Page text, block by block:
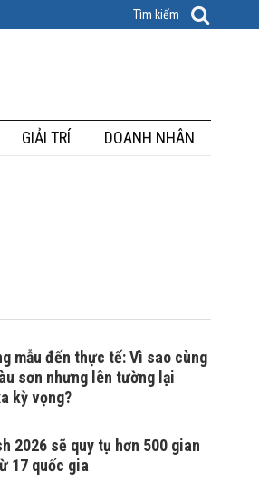
GIẢI TRÍ DOANH NHÂN
mẫu đến thực tế: Vì sao cùng
sơn nhưng lên tường lại
kỳ vọng?
2026 sẽ quy tụ hơn 500 gian
17 quốc gia